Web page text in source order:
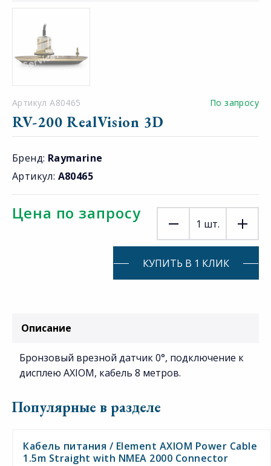
Артикул A80465 По запросу
RV-200 RealVision 3D
Бренд: Raymarine
Артикул: A80465
Цена по запросу
1 шт.
КУПИТЬ В 1 КЛИК
Описание
Бронзовый врезной датчик 0°, подключение к
дисплею AXIOM, кабель 8 метров.
Популярные в разделе
Кабель питания / Element AXIOM Power Cable
1.5m Straight with NMEA 2000 Connector